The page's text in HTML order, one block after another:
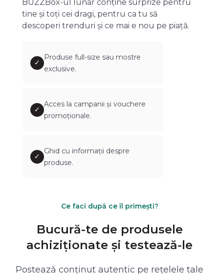
BUZZBox-ul lunar conține surprize pentru
tine și toți cei dragi, pentru ca tu să
descoperi trenduri și ce mai e nou pe piață.
✓
Produse full-size sau mostre
exclusive.
✓
Acces la campanii și vouchere
promoționale.
✓
Ghid cu informații despre
produse.
Ce faci după ce îl primești?
Bucură-te de produsele
achiziționate și testează-le
Postează conținut autentic pe rețelele tale